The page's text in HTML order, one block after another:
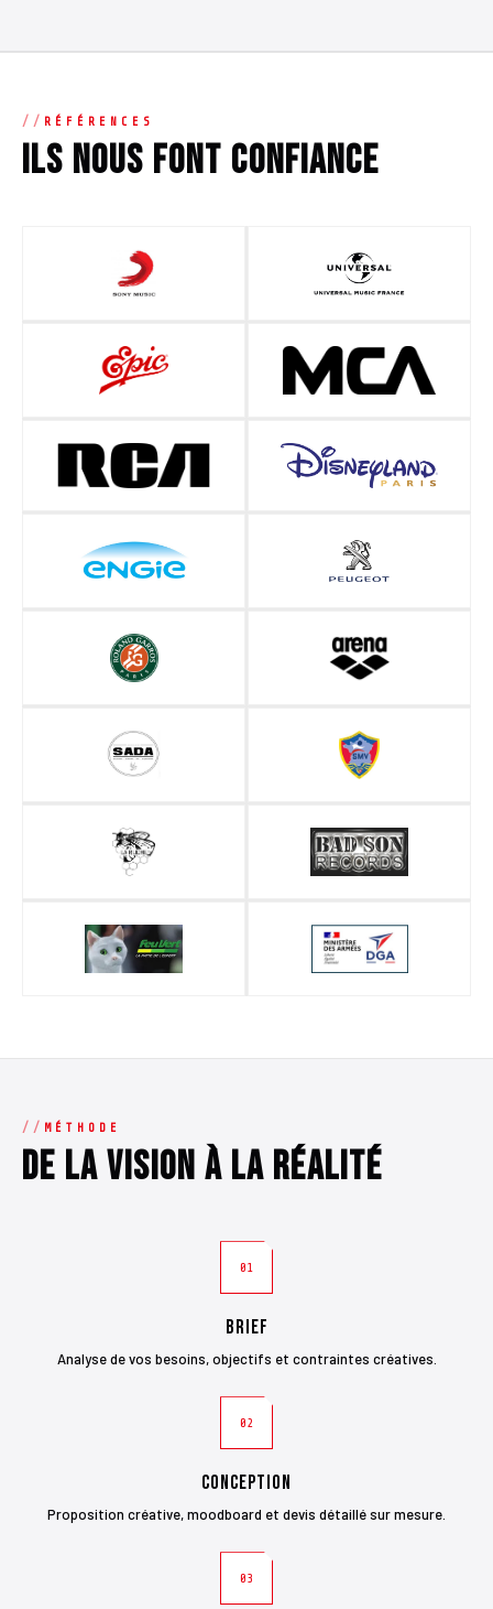
RÉFÉRENCES
Ils nous font confiance
MÉTHODE
De la vision à la réalité
01
Brief
Analyse de vos besoins, objectifs et contraintes créatives.
02
Conception
Proposition créative, moodboard et devis détaillé sur mesure.
03